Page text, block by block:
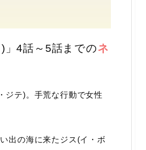
4話～5話までのネ
ジテ)。手荒な行動で女性
出の海に来たジス(イ・ボ